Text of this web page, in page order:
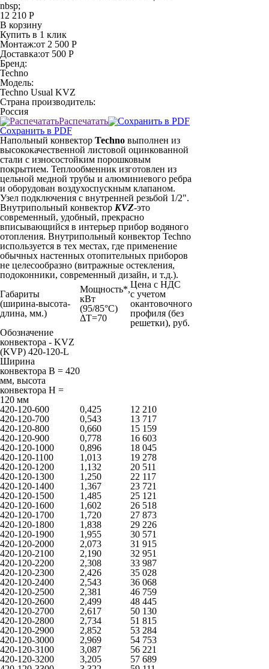
nbsp;
12 210 Р
В корзину
Купить в 1 клик
Монтаж:от 2 500 Р
Доставка:от 500 Р
Бренд:
Techno
Модель:
Techno Usual KVZ
Страна производитель:
Россия
Распечатать
Сохранить в PDF
Напольный конвектор Techno выполнен из
высококачественной листовой оцинкованной
стали с износостойким порошковым
покрытием. Теплообменник изготовлен из
цельной медной трубы и алюминиевого ребра
и оборудован воздухоспускным клапаном.
Узел подключения с внутренней резьбой 1/2".
Внутрипольный конвектор KVZ-это
современный, удобный, прекрасно
вписывающийся в интерьер прибор водяного
отопления. Внутрипольный конвектор Techno
используется в тех местах, где применение
обычных настенных отопительных приборов
не целесообразно (витражные остекления,
подоконники, современный дизайн, и т.д.).
Габариты
(ширина-высота-
длина, мм.)
Мощность*,
кВт
(95/85°С)
ΔТ=70
Цена с НДС
с учетом
окантовочного
профиля (без
решетки), руб.
Обозначение
конвектора - KVZ
(KVP) 420-120-L
Ширина
конвектора B = 420
мм, высота
конвектора H =
120 мм
420-120-600
0,425
12 210
420-120-700
0,543
13 717
420-120-800
0,660
15 159
420-120-900
0,778
16 603
420-120-1000
0,896
18 045
420-120-1100
1,013
19 278
420-120-1200
1,132
20 511
420-120-1300
1,250
22 117
420-120-1400
1,367
23 721
420-120-1500
1,485
25 121
420-120-1600
1,602
26 518
420-120-1700
1,720
27 873
420-120-1800
1,838
29 226
420-120-1900
1,955
30 571
420-120-2000
2,073
31 915
420-120-2100
2,190
32 951
420-120-2200
2,308
33 987
420-120-2300
2,426
35 028
420-120-2400
2,543
36 068
420-120-2500
2,381
46 759
420-120-2600
2,499
48 445
420-120-2700
2,617
50 130
420-120-2800
2,734
51 815
420-120-2900
2,852
53 284
420-120-3000
2,969
54 753
420-120-3100
3,087
56 221
420-120-3200
3,205
57 689